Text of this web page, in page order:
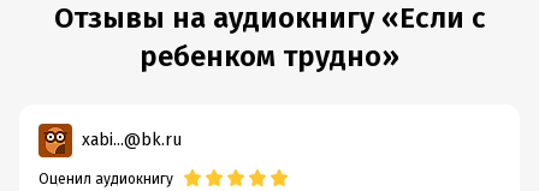
Отзывы на аудиокнигу «Если с
ребенком трудно»
xabi...@bk.ru
Оценил аудиокнигу